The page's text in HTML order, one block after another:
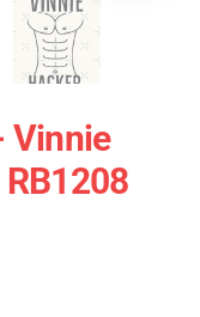
Vinnie